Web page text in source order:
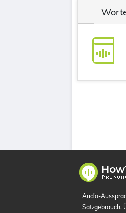
Audio-
Satzgebrauch,